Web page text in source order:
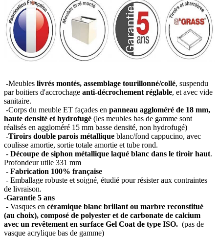
-Meubles livrés montés, assemblage tourillonné/collé, suspendu
par boitiers d'accrochage anti-décrochement réglable, et avec vide
sanitaire.
-Corps du meuble ET façades en panneau aggloméré de 18 mm,
haute densité et hydrofugé (les meubles bas de gamme sont
réalisés en aggloméré 15 mm basse densité, non hydrofugé)
-Tiroirs double parois métallique blanc/fond cappucino, avec
coulisse amortie, sortie totale amortie et tube rond.
- Découpe de siphon métallique laqué blanc dans le tiroir haut.
Profondeur utile 331 mm
- Fabrication 100% française
- Emballage robuste et soigné, étudié pour résister aux contraintes
de livraison.
-Garantie 5 ans
- Vasques en céramique blanc brillant ou marbre reconstitué
(au choix), composé de polyester et de carbonate de calcium
avec un revêtement en surface Gel Coat de type ISO. (pas de
vasque acrylique bas de gamme)